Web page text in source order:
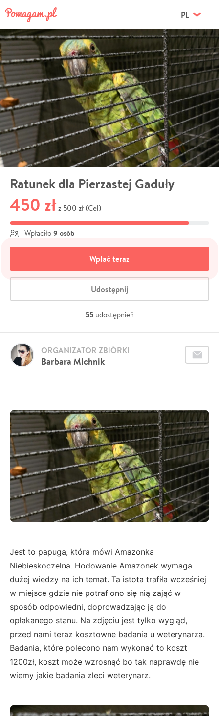
PL
Ratunek dla Pierzastej Gaduły
450 zł z 500 zł (Cel)
Wpłaciło 9 osób
Wpłać teraz
Udostępnij
55 udostępnień
Barbara Michnik
ORGANIZATOR ZBIÓRKI
Jest to papuga, która mówi Amazonka
Niebieskoczelna. Hodowanie Amazonek wymaga
dużej wiedzy na ich temat. Ta istota trafiła wcześniej
w miejsce gdzie nie potrafiono się nią zająć w
sposób odpowiedni, doprowadzając ją do
opłakanego stanu. Na zdjęciu jest tylko wygląd,
przed nami teraz kosztowne badania u weterynarza.
Badania, które polecono nam wykonać to koszt
1200zł, koszt może wzrosnąć bo tak naprawdę nie
wiemy jakie badania zleci weterynarz.